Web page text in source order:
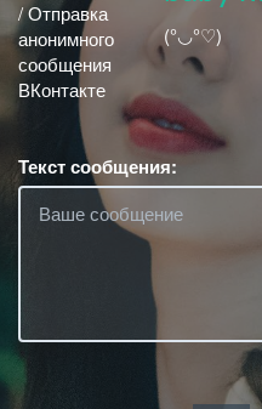
(°◡°♡)
Текст сообщения: